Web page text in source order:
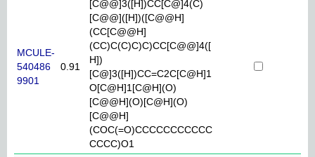
MCULE-
540486
9901
0.91
[C@@]3([H])CC[C@]4(C)
[C@@]([H])([C@@H]
(CC[C@@H]
(CC)C(C)C)C)CC[C@@]4([
H])
[C@]3([H])CC=C2C[C@H]1
O[C@H]1[C@H](O)
[C@@H](O)[C@H](O)
[C@@H]
(COC(=O)CCCCCCCCCCC
CCCC)O1